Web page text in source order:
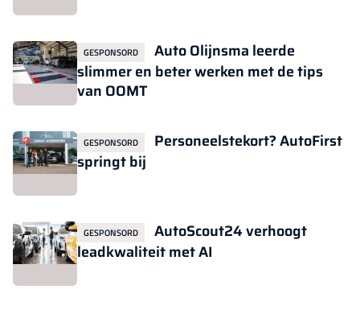
GESPONSORD
Auto Olijnsma leerde
slimmer en beter werken met de tips
van OOMT
GESPONSORD
Personeelstekort? AutoFirst
springt bij
GESPONSORD
AutoScout24 verhoogt
leadkwaliteit met AI